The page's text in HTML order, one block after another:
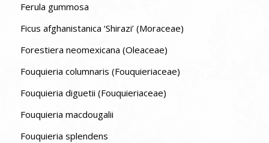
Ferula gummosa
Ficus afghanistanica ‘Shirazi’ (Moraceae)
Forestiera neomexicana (Oleaceae)
Fouquieria columnaris (Fouquieriaceae)
Fouquieria diguetii (Fouquieriaceae)
Fouquieria macdougalii
Fouquieria splendens